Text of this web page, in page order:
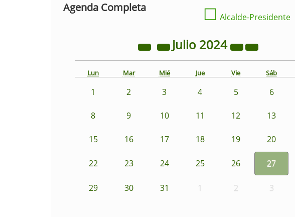
Agenda Completa ☐ Alcalde-Presidente
Julio 2024
Lun Mar Mié Jue Vie Sáb
1 2 3 4 5 6
8 9 10 11 12 13
15 16 17 18 19 20
22 23 24 25 26 27
29 30 31 1 2 3